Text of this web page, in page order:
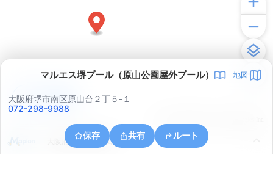
マルエス堺プール（原山公園屋外プール） 地図
大阪府堺市南区原山台２丁５-１
072-298-9988
保存 共有 ルート
大阪府堺市南区豊田
アプリで見る